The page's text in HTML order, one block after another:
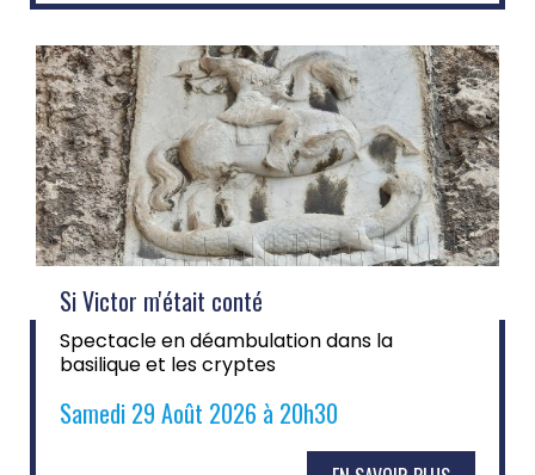
Si Victor m'était conté
Spectacle en déambulation dans la
basilique et les cryptes
Samedi 29 Août 2026 à 20h30